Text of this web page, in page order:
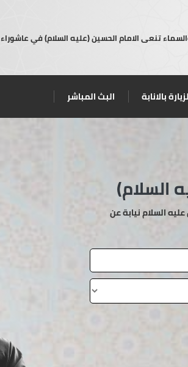
تنعى الامام الحسين (عليه السلام) في عاشوراء
بالانابة البث المباشر
السلام)
السلام نيابة عن